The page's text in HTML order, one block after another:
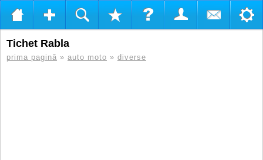
Tichet Rabla
prima pagină » auto moto » diverse